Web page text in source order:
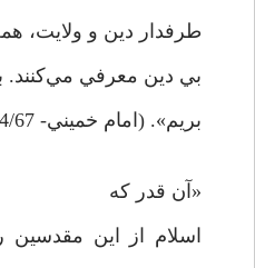
طرفدار دين و ولايت،
بي دين معرفي مي‌كنند.
بريم». (امام خميني- 29/4/67)
«آن قدر كه
اسلام از اين مقدسين